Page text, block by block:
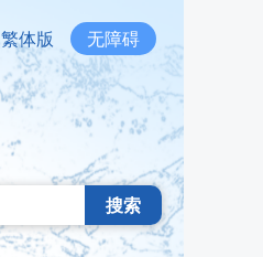
繁体版 无障碍
搜索